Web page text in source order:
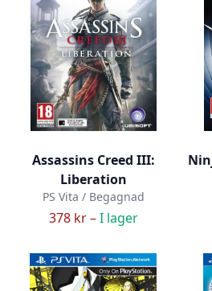
Assassins Creed III:
Liberation
PS Vita / Begagnad
378 kr –I lager